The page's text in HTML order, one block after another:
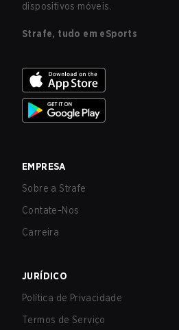
dispositivos móveis.
Strafe, tudo em eSports
EMPRESA
Sobre a Strafe
Contate-Nos
Carreira
JURÍDICO
Política de Privacidade
Termos de Serviço